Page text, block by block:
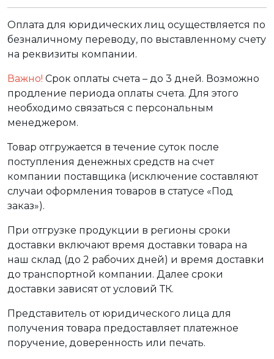
Оплата для юридических лиц осуществляется по
безналичному переводу, по выставленному счету
на реквизиты компании.
Важно! Срок оплаты счета – до 3 дней. Возможно
продление периода оплаты счета. Для этого
необходимо связаться с персональным
менеджером.
Товар отгружается в течение суток после
поступления денежных средств на счет
компании поставщика (исключение составляют
случаи оформления товаров в статусе «Под
заказ»).
При отгрузке продукции в регионы сроки
доставки включают время доставки товара на
наш склад (до 2 рабочих дней) и время доставки
до транспортной компании. Далее сроки
доставки зависят от условий ТК.
Представитель от юридического лица для
получения товара предоставляет платежное
поручение, доверенность или печать.